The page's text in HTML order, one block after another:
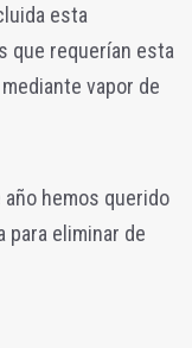
esta
que requerían esta
vapor de
año hemos querido
para eliminar de